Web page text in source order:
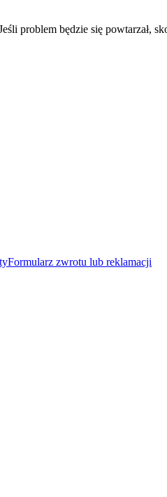
problem będzie się powtarzał,
Formularz zwrotu lub reklamacji